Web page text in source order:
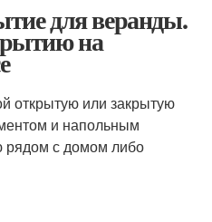
для веранды.
на
открытую или закрытую
и напольным
рядом с домом либо